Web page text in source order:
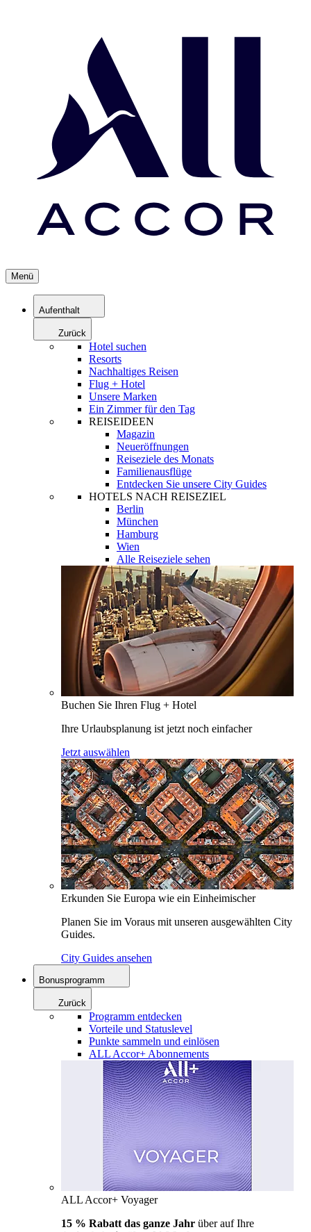
Menü
Aufenthalt
Zurück
Hotel suchen
Resorts
Nachhaltiges Reisen
Flug + Hotel
Unsere Marken
Ein Zimmer für den Tag
REISEIDEEN
Magazin
Neueröffnungen
Reiseziele des Monats
Familienausflüge
Entdecken Sie unsere City Guides
HOTELS NACH REISEZIEL
Berlin
München
Hamburg
Wien
Alle Reiseziele sehen
Buchen Sie Ihren Flug + Hotel
Ihre Urlaubsplanung ist jetzt noch einfacher
Jetzt auswählen
Erkunden Sie Europa wie ein Einheimischer
Planen Sie im Voraus mit unseren ausgewählten City
Guides.
City Guides ansehen
Bonusprogramm
Zurück
Programm entdecken
Vorteile und Statuslevel
Punkte sammeln und einlösen
ALL Accor+ Abonnements
ALL Accor+ Voyager
15 % Rabatt das ganze Jahr über auf Ihre